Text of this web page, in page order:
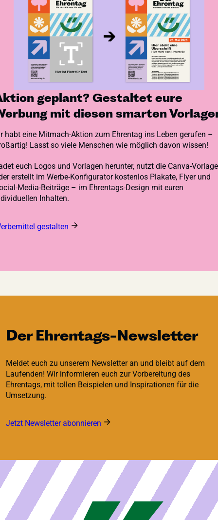
geplant? Gestaltet eure
mit diesen smarten
habt eine Mitmach-Aktion zum Ehrentag ins Leben gerufen –
Lasst so viele Menschen wie möglich davon wissen!
euch Logos und Vorlagen herunter, nutzt die Canva-
erstellt im Werbe-Konfigurator kostenlos Plakate, Flyer und
Media-Beiträge – im Ehrentags-Design mit euren
Inhalten.
gestalten
Der Ehrentags-Newsletter
Meldet euch zu unserem Newsletter an und bleibt auf dem
Laufenden! Wir informieren euch zur Vorbereitung des
Ehrentags, mit tollen Beispielen und Inspirationen für die
Umsetzung.
Jetzt Newsletter abonnieren